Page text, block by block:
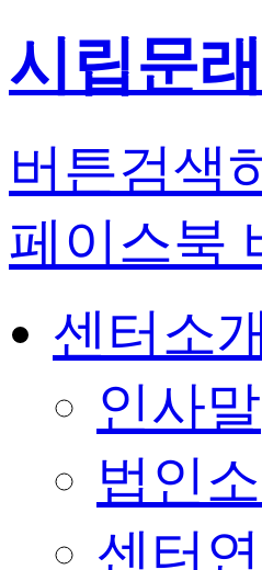
시립문
버튼검색
페이스북
센터소
인사말
법인
센터